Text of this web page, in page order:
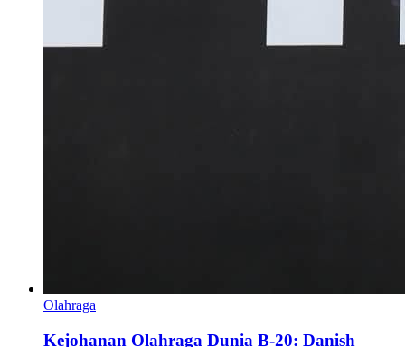
Olahraga
Kejohanan Olahraga Dunia B-20: Danish